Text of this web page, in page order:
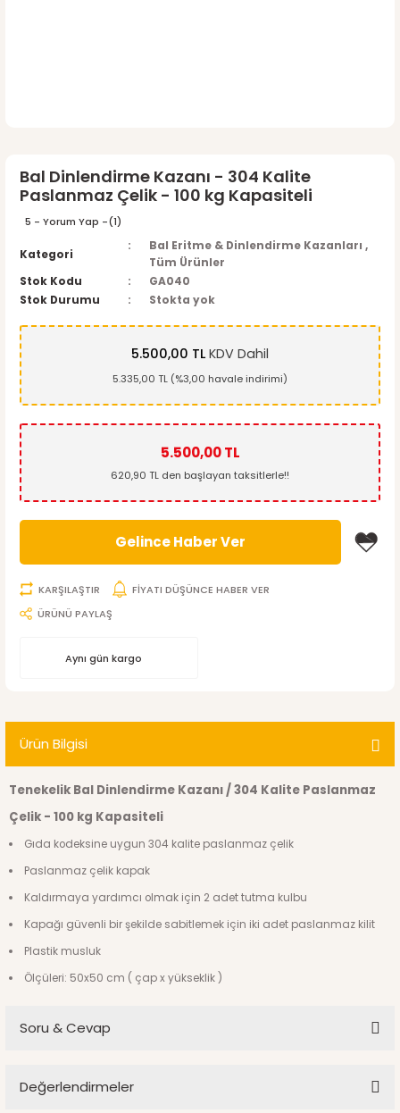
Bal Dinlendirme Kazanı - 304 Kalite
Paslanmaz Çelik - 100 kg Kapasiteli
5 - Yorum Yap -(1)
Kategori
Bal Eritme & Dinlendirme Kazanları ,
Tüm Ürünler
Stok Kodu
GA040
Stok Durumu
Stokta yok
5.500,00 TL KDV Dahil
5.335,00 TL (%3,00 havale indirimi)
5.500,00 TL
620,90 TL den başlayan taksitlerle!!
Gelince Haber Ver
KARŞILAŞTIR
FİYATI DÜŞÜNCE HABER VER
ÜRÜNÜ PAYLAŞ
Aynı gün kargo
Ürün Bilgisi
Tenekelik Bal Dinlendirme Kazanı / 304 Kalite Paslanmaz
Çelik - 100 kg Kapasiteli
Gıda kodeksine uygun 304 kalite paslanmaz çelik
Paslanmaz çelik kapak
Kaldırmaya yardımcı olmak için 2 adet tutma kulbu
Kapağı güvenli bir şekilde sabitlemek için iki adet paslanmaz kilit
Plastik musluk
Ölçüleri: 50x50 cm ( çap x yükseklik )
Soru & Cevap
Değerlendirmeler